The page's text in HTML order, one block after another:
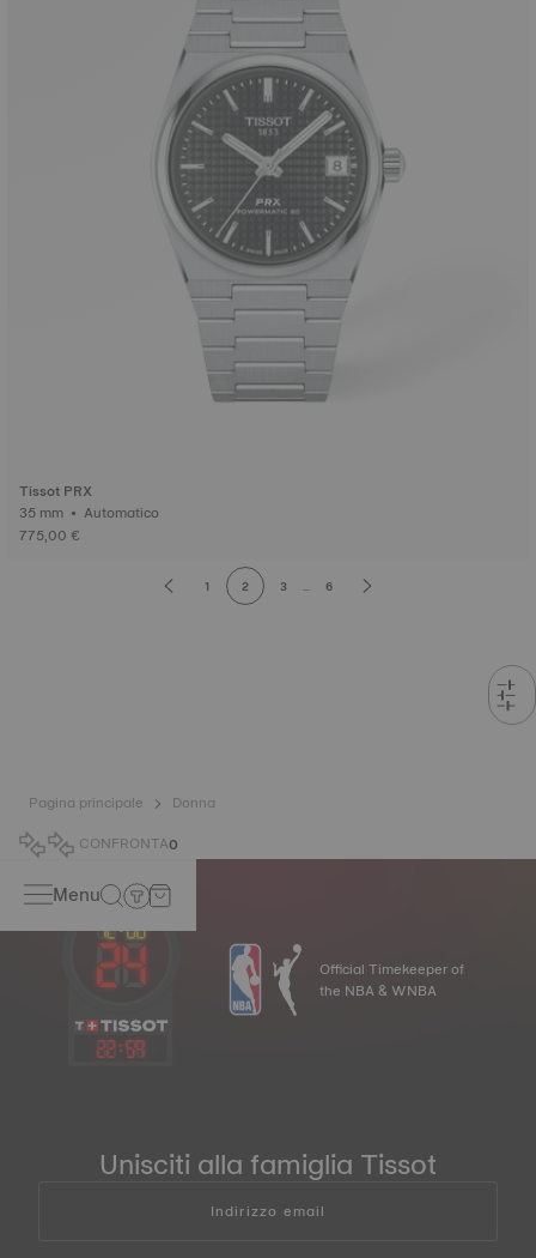
Tissot PRX
35 mm • Automatico
775,00 €
1 2 3 ... 6
Pagina principale
Donna
CONFRONTA0
Menu
22:59
Official Timekeeper of
the NBA & WNBA
Unisciti alla famiglia Tissot
Indirizzo email